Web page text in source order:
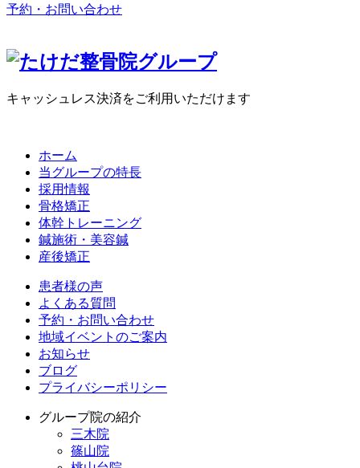
予約・お問い合わせ
キャッシュレス決済をご利用いただけます
ホーム
当グループの特長
採用情報
骨格矯正
体幹トレーニング
鍼施術・美容鍼
産後矯正
患者様の声
よくある質問
予約・お問い合わせ
地域イベントのご案内
お知らせ
ブログ
プライバシーポリシー
グループ院の紹介
三木院
篠山院